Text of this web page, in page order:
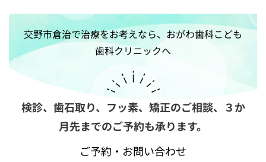
ゲ
ー
シ
ョ
交野市倉治で治療をお考えなら、おがわ歯科こども
歯科クリニックへ
検診、歯石取り、フッ素、矯正のご相談、 ３か
月先までのご予約も承ります。
ご予約・お問い合わせ